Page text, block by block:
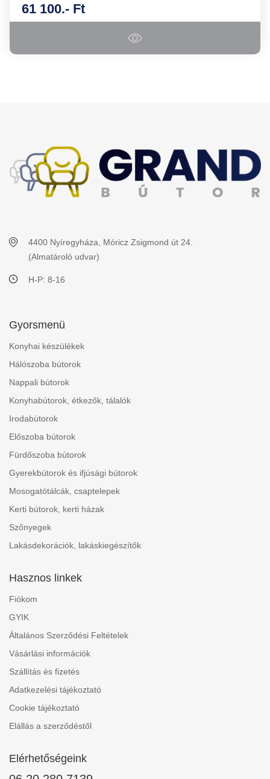
61 100.- Ft
4400 Nyíregyháza, Móricz Zsigmond út 24.
(Almatároló udvar)
H-P: 8-16
Gyorsmenü
Konyhai készülékek
Hálószoba bútorok
Nappali bútorok
Konyhabútorok, étkezők, tálalók
Irodabútorok
Előszoba bútorok
Fürdőszoba bútorok
Gyerekbútorok és ifjúsági bútorok
Mosogatótálcák, csaptelepek
Kerti bútorok, kerti házak
Szőnyegek
Lakásdekorációk, lakáskiegészítők
Hasznos linkek
Fiókom
GYIK
Általános Szerződési Feltételek
Vásárlási információk
Szállítás és fizetés
Adatkezelési tájékoztató
Cookie tájékoztató
Elállás a szerződéstől
Elérhetőségeink